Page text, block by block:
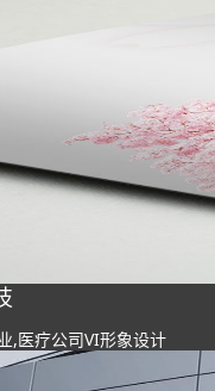
,医疗公司VI形象设计